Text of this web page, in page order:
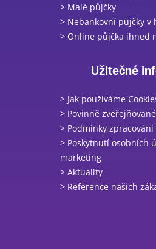
> Malé půjčky
> Nebankovní půjčky v
> Online půjčka ihned
Užitečné
> Jak používáme
> Povinně
> Podmínky
> Poskytnutí osobních
marketing
> Aktuality
> Reference našich